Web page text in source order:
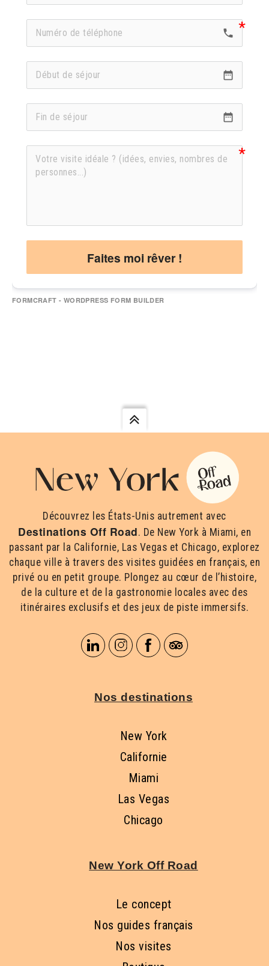
call
date_range
date_range
Faites moi rêver !
FORMCRAFT - WORDPRESS FORM BUILDER
Découvrez les États-Unis autrement avec
Destinations Off Road. De New York à Miami, en
passant par la Californie, Las Vegas et Chicago, explorez
chaque ville à travers des visites guidées en français, en
privé ou en petit groupe. Plongez au cœur de l’histoire,
de la culture et de la gastronomie locales avec des
itinéraires exclusifs et des jeux de piste immersifs.
Nos destinations
New York
Californie
Miami
Las Vegas
Chicago
New York Off Road
Le concept
Nos guides français
Nos visites